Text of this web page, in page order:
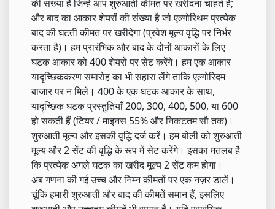
की संख्या है जिन्हें आप शुरुआती कीमत पर खरीदना चाहते हैं;
और बाद का आकार शेयरों की संख्या है जो एल्गोरिथम प्रत्येक
बाद की घटती कीमत पर खरीदेगा (प्रवेश मूल्य वृद्धि पर निर्भर
करता है)। हम प्रारंभिक और बाद के दोनों आकारों के लिए
घटक आकार को 400 शेयरों पर सेट करेंगे। हम एक आकार
यादृच्छिककरण समारोह का भी सहारा लेंगे ताकि एल्गोरिदम
बाजार पर न मिले। 400 के एक घटक आकार के साथ,
यादृच्छिक घटक प्रस्तुतियाँ 200, 300, 400, 500, या 600
हो सकती हैं (टियर / माइनस 55% और निकटतम सौ तक)।
शुरुआती मूल्य और इसकी वृद्धि दर्ज करें। हम बोली को शुरुआती
मूल्य और 2 सेंट की वृद्धि के रूप में सेट करेंगे। इसका मतलब है
कि प्रत्येक अगले घटक का खरीद मूल्य 2 सेंट कम होगा।
अब गणना की गई उच्च और निम्न कीमतों पर एक नज़र डालें।
चूंकि हमारी शुरुआती और बाद की कीमतें समान हैं, इसलिए